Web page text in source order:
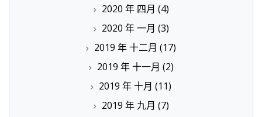
2020 年 四月 (4)
2020 年 一月 (3)
2019 年 十二月 (17)
2019 年 十一月 (2)
2019 年 十月 (11)
2019 年 九月 (7)